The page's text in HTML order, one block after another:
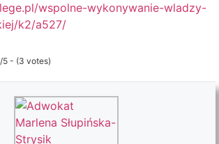
wspolne-wykonywanie-wladzy-
k2/a527/
5 - (3 votes)